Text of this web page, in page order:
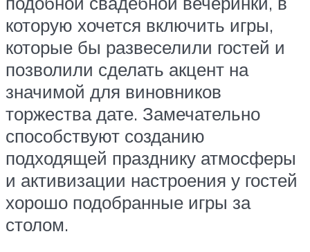
которую хочется включить игры,
которые бы развеселили гостей и
позволили сделать акцент на
значимой для виновников
торжества дате. Замечательно
способствуют созданию
подходящей празднику атмосферы
и активизации настроения у гостей
хорошо подобранные игры за
столом.